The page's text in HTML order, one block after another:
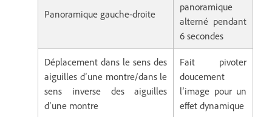
Panoramique gauche-droite
panoramique
alterné pendant
6 secondes
Déplacement dans le sens des
aiguilles d’une montre/dans le
sens inverse des aiguilles
d’une montre
Fait pivoter
doucement
l’image pour un
effet dynamique